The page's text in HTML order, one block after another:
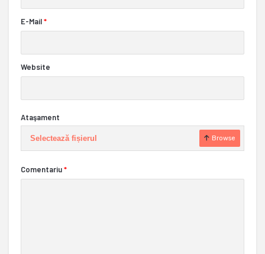
E-Mail*
Website
Ataşament
Selectează fișierul Browse
Comentariu*